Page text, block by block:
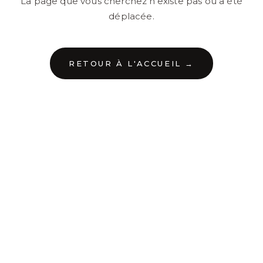
déplacée.
RETOUR À L'ACCUEIL →